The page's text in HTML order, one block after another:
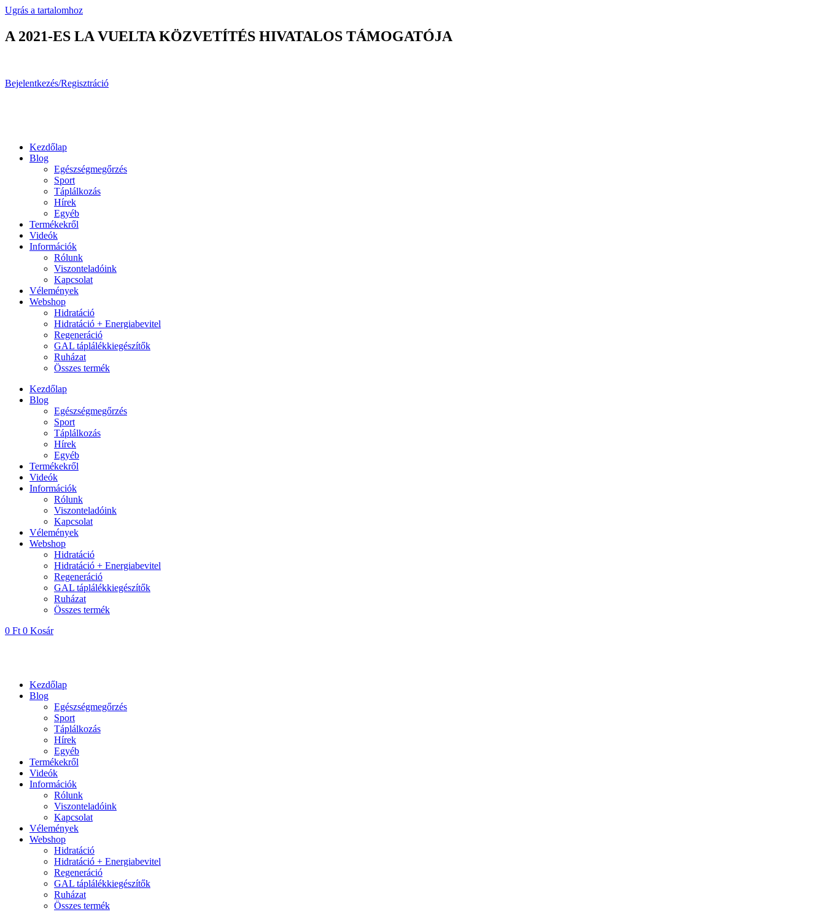
Ugrás a tartalomhoz
A 2021-ES LA VUELTA KÖZVETÍTÉS HIVATALOS TÁMOGATÓJA
Bejelentkezés/Regisztráció
Kezdőlap
Blog
Egészségmegőrzés
Sport
Táplálkozás
Hírek
Egyéb
Termékekről
Videók
Információk
Rólunk
Viszonteladóink
Kapcsolat
Vélemények
Webshop
Hidratáció
Hidratáció + Energiabevitel
Regeneráció
GAL táplálékkiegészítők
Ruházat
Összes termék
Kezdőlap
Blog
Egészségmegőrzés
Sport
Táplálkozás
Hírek
Egyéb
Termékekről
Videók
Információk
Rólunk
Viszonteladóink
Kapcsolat
Vélemények
Webshop
Hidratáció
Hidratáció + Energiabevitel
Regeneráció
GAL táplálékkiegészítők
Ruházat
Összes termék
0 Ft 0 Kosár
Kezdőlap
Blog
Egészségmegőrzés
Sport
Táplálkozás
Hírek
Egyéb
Termékekről
Videók
Információk
Rólunk
Viszonteladóink
Kapcsolat
Vélemények
Webshop
Hidratáció
Hidratáció + Energiabevitel
Regeneráció
GAL táplálékkiegészítők
Ruházat
Összes termék